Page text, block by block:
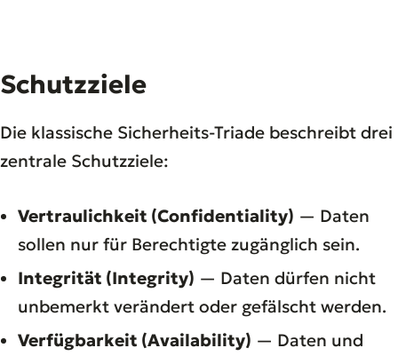
Schutzziele
Die klassische Sicherheits-Triade beschreibt drei
zentrale Schutzziele:
Vertraulichkeit (Confidentiality) — Daten
sollen nur für Berechtigte zugänglich sein.
Integrität (Integrity) — Daten dürfen nicht
unbemerkt verändert oder gefälscht werden.
Verfügbarkeit (Availability) — Daten und